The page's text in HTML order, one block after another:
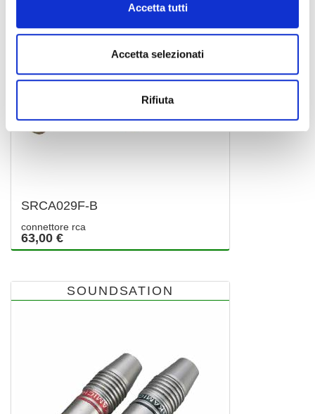
Accetta tutti
Accetta selezionati
Rifiuta
SRCA029F-B
connettore rca
63,00 €
SOUNDSATION